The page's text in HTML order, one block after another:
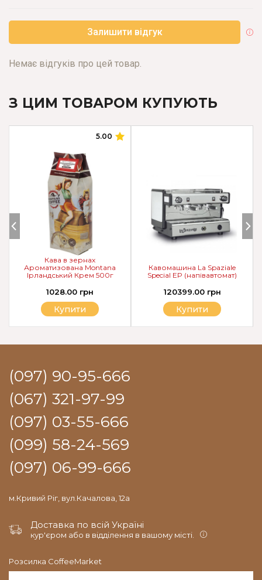
Залишити відгук
Немає відгуків про цей товар.
З ЦИМ ТОВАРОМ КУПУЮТЬ
Кавомашина La Spaziale
Special EP (напівавтомат)
120399.00 грн
Купити
5.00
Кава в зернах
Ароматизована Montana
Ірландський Крем 500г
1028.00 грн
Купити
(097) 90-95-666
(067) 321-97-99
(097) 03-55-666
(099) 58-24-569
(097) 06-99-666
м.Кривий Ріг, вул.Качалова, 12а
Доставка по всій Україні
кур'єром або в відділення в вашому місті.
Розсилка CoffeeMarket